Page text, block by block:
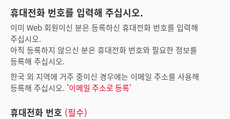
휴대전화 번호를 입력해 주십시오.
이미 Web 회원이신 분은 등록하신 휴대전화 번호를 입력해
주십시오.
아직 등록하지 않으신 분은 휴대전화 번호와 필요한 정보를
등록해 주십시오.
한국 외 지역에 거주 중이신 경우에는 이메일 주소를 사용해
등록해 주십시오. '이메일 주소로 등록'
휴대전화 번호 (필수)